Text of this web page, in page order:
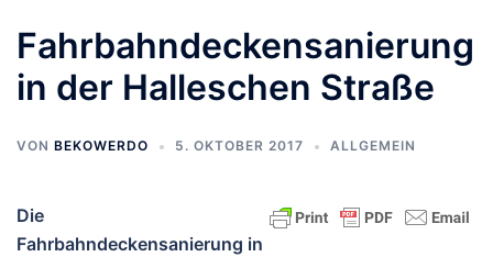
Fahrbahndeckensanierung
in der Halleschen Straße
VON BEKOWERDO 5. OKTOBER 2017 ALLGEMEIN
Die
Fahrbahndeckensanierung in